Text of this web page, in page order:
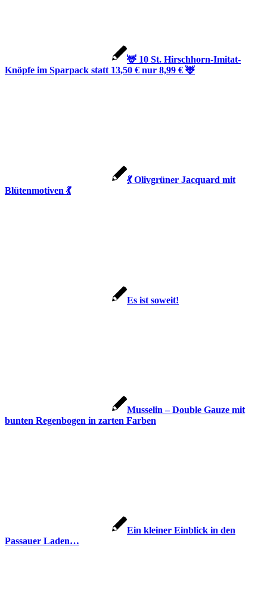
🦌 10 St. Hirschhorn-Imitat-
Knöpfe im Sparpack statt 13,50 € nur 8,99 € 🦌
💃 Olivgrüner Jacquard mit
Blütenmotiven 💃
Es ist soweit!
Musselin – Double Gauze mit
bunten Regenbogen in zarten Farben
Ein kleiner Einblick in den
Passauer Laden…